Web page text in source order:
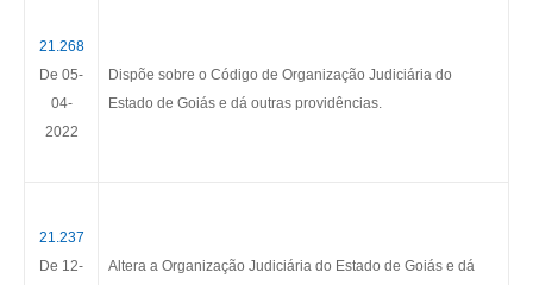
21.268
De 05-
04-
2022
Dispõe sobre o Código de Organização Judiciária do
Estado de Goiás e dá outras providências.
21.237
De 12-
Altera a Organização Judiciária do Estado de Goiás e dá